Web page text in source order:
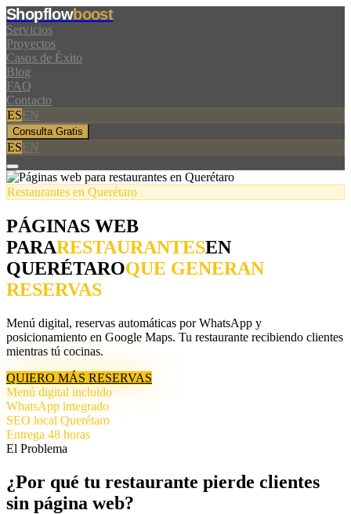
Shopflowboost
Servicios
Proyectos
Casos de Éxito
Blog
FAQ
Contacto
ESEN
Consulta Gratis
ESEN
Restaurantes en Querétaro
PÁGINAS WEB
PARARESTAURANTESEN
QUERÉTAROQUE GENERAN
RESERVAS
Menú digital, reservas automáticas por WhatsApp y
posicionamiento en Google Maps. Tu restaurante recibiendo clientes
mientras tú cocinas.
QUIERO MÁS RESERVAS
Menú digital incluido
WhatsApp integrado
SEO local Querétaro
Entrega 48 horas
El Problema
¿Por qué tu restaurante pierde clientes
sin página web?